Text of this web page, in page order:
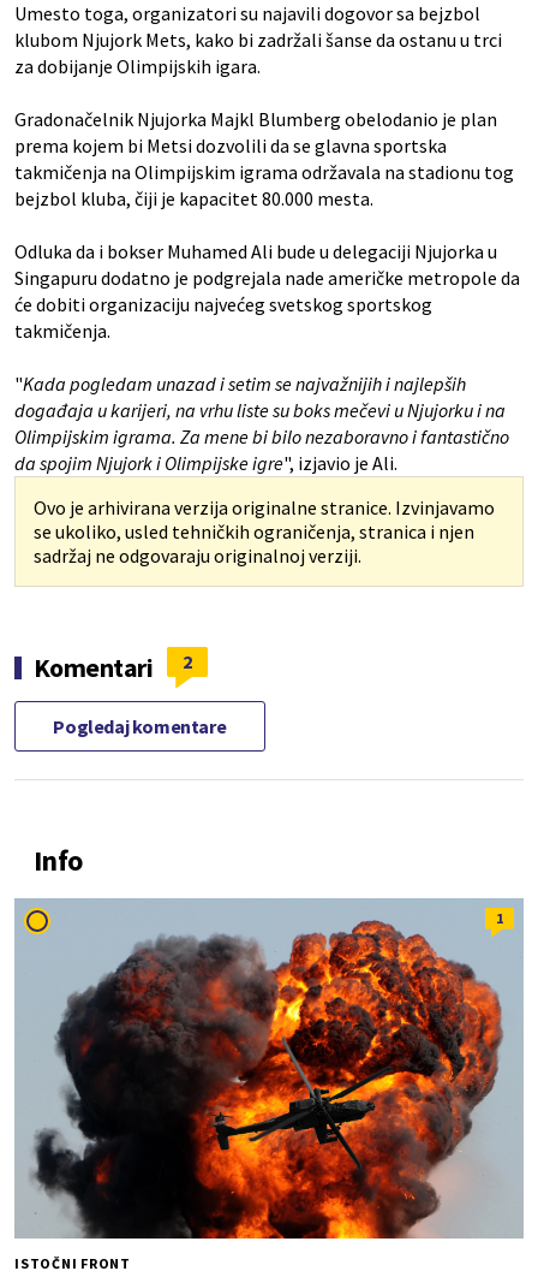
Umesto toga, organizatori su najavili dogovor sa bejzbol
klubom Njujork Mets, kako bi zadržali šanse da ostanu u trci
za dobijanje Olimpijskih igara.
Gradonačelnik Njujorka Majkl Blumberg obelodanio je plan
prema kojem bi Metsi dozvolili da se glavna sportska
takmičenja na Olimpijskim igrama održavala na stadionu tog
bejzbol kluba, čiji je kapacitet 80.000 mesta.
Odluka da i bokser Muhamed Ali bude u delegaciji Njujorka u
Singapuru dodatno je podgrejala nade američke metropole da
će dobiti organizaciju najvećeg svetskog sportskog
takmičenja.
"Kada pogledam unazad i setim se najvažnijih i najlepših
događaja u karijeri, na vrhu liste su boks mečevi u Njujorku i na
Olimpijskim igrama. Za mene bi bilo nezaboravno i fantastično
da spojim Njujork i Olimpijske igre", izjavio je Ali.
Ovo je arhivirana verzija originalne stranice. Izvinjavamo
se ukoliko, usled tehničkih ograničenja, stranica i njen
sadržaj ne odgovaraju originalnoj verziji.
Komentari 2
Pogledaj komentare
Info
1
ISTOČNI FRONT